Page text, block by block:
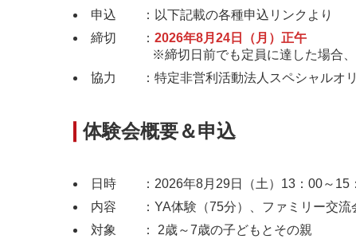
申込 ：以下記載の各種申込リンクより
締切 ： 2026年8月24日（月）正午
※締切日前でも定員に達した場合、受
協力 ：特定非営利活動法人スペシャルオ
体験会概要＆申込
日時 ：2026年8月29日（土）13：00～15
内容 ：YA体験（75分）、ファミリー交流
対象 ： 2歳～7歳の子どもとその親